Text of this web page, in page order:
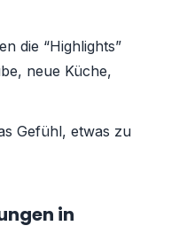
die “Highlights”
neue Küche,
Gefühl, etwas zu
in